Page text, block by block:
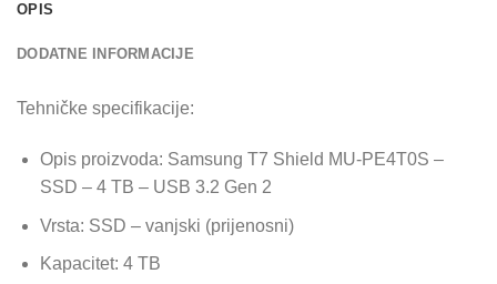
OPIS
DODATNE INFORMACIJE
Tehničke specifikacije:
Opis proizvoda: Samsung T7 Shield MU-PE4T0S –
SSD – 4 TB – USB 3.2 Gen 2
Vrsta: SSD – vanjski (prijenosni)
Kapacitet: 4 TB